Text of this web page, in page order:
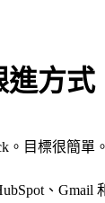
進方式
。目標很簡
、Gmail